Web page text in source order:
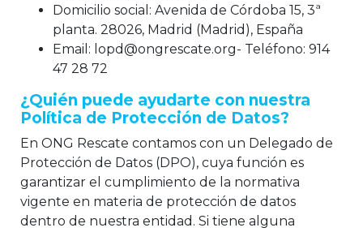
Domicilio social: Avenida de Córdoba 15, 3ª
planta. 28026, Madrid (Madrid), España
Email: lopd@ongrescate.org- Teléfono: 914
47 28 72
¿Quién puede ayudarte con nuestra
Política de Protección de Datos?
En ONG Rescate contamos con un Delegado de
Protección de Datos (DPO), cuya función es
garantizar el cumplimiento de la normativa
vigente en materia de protección de datos
dentro de nuestra entidad. Si tiene alguna